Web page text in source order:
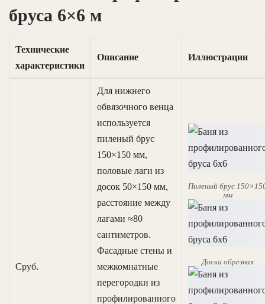
бруса 6×6 м
Технические
характеристики
Описание Иллюстрации
Сруб.
Для нижнего
обвязочного венца
используется
пиленый брус
150×150 мм,
половые лаги из
досок 50×150 мм,
расстояние между
лагами ≈80
сантиметров.
Фасадные стены и
межкомнатные
перегородки из
профилированного
Пиленый брус
мм
Доска обрезная